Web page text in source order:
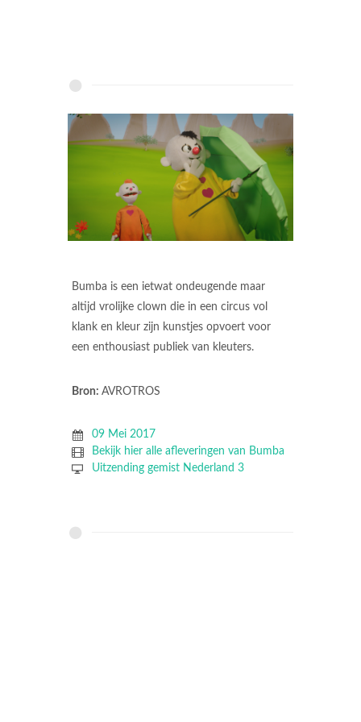
Bumba is een ietwat ondeugende maar
altijd vrolijke clown die in een circus vol
klank en kleur zijn kunstjes opvoert voor
een enthousiast publiek van kleuters.
Bron: AVROTROS
09 Mei 2017
Bekijk hier alle afleveringen van Bumba
Uitzending gemist Nederland 3